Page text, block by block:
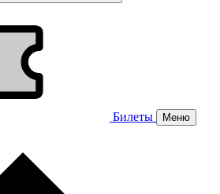
Билеты Меню